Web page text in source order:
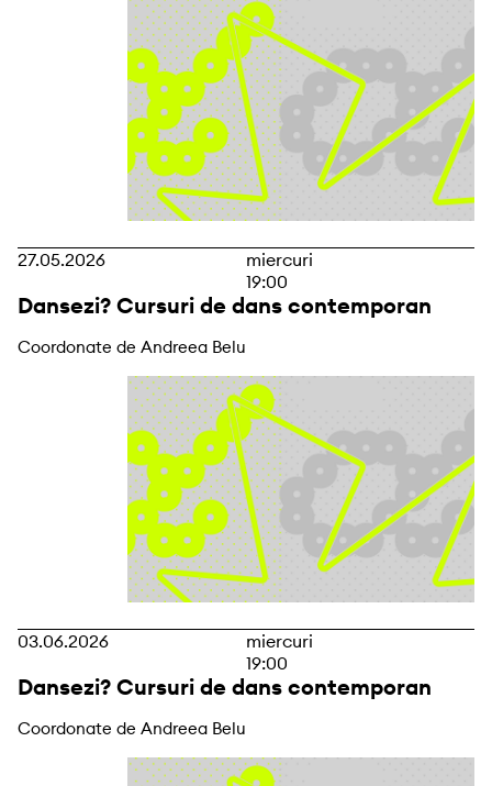
27.05.2026
miercuri
19:00
Dansezi? Cursuri de dans contemporan
Coordonate de Andreea Belu
03.06.2026
miercuri
19:00
Dansezi? Cursuri de dans contemporan
Coordonate de Andreea Belu